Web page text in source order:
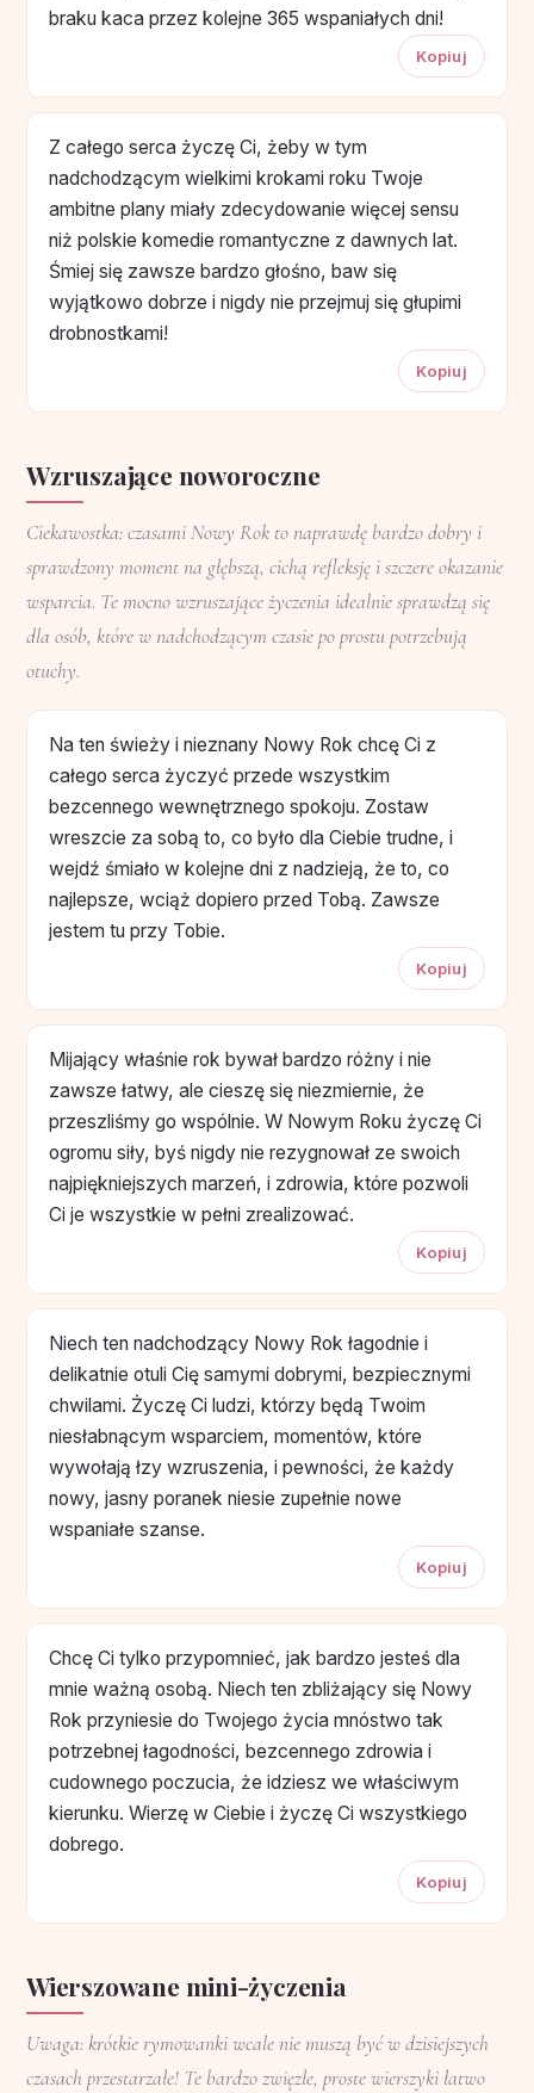
braku kaca przez kolejne 365 wspaniałych dni!
Kopiuj
Z całego serca życzę Ci, żeby w tym
nadchodzącym wielkimi krokami roku Twoje
ambitne plany miały zdecydowanie więcej sensu
niż polskie komedie romantyczne z dawnych lat.
Śmiej się zawsze bardzo głośno, baw się
wyjątkowo dobrze i nigdy nie przejmuj się głupimi
drobnostkami!
Kopiuj
Wzruszające noworoczne
Ciekawostka: czasami Nowy Rok to naprawdę bardzo dobry i
sprawdzony moment na głębszą, cichą refleksję i szczere okazanie
wsparcia. Te mocno wzruszające życzenia idealnie sprawdzą się
dla osób, które w nadchodzącym czasie po prostu potrzebują
otuchy.
Na ten świeży i nieznany Nowy Rok chcę Ci z
całego serca życzyć przede wszystkim
bezcennego wewnętrznego spokoju. Zostaw
wreszcie za sobą to, co było dla Ciebie trudne, i
wejdź śmiało w kolejne dni z nadzieją, że to, co
najlepsze, wciąż dopiero przed Tobą. Zawsze
jestem tu przy Tobie.
Kopiuj
Mijający właśnie rok bywał bardzo różny i nie
zawsze łatwy, ale cieszę się niezmiernie, że
przeszliśmy go wspólnie. W Nowym Roku życzę Ci
ogromu siły, byś nigdy nie rezygnował ze swoich
najpiękniejszych marzeń, i zdrowia, które pozwoli
Ci je wszystkie w pełni zrealizować.
Kopiuj
Niech ten nadchodzący Nowy Rok łagodnie i
delikatnie otuli Cię samymi dobrymi, bezpiecznymi
chwilami. Życzę Ci ludzi, którzy będą Twoim
niesłabnącym wsparciem, momentów, które
wywołają łzy wzruszenia, i pewności, że każdy
nowy, jasny poranek niesie zupełnie nowe
wspaniałe szanse.
Kopiuj
Chcę Ci tylko przypomnieć, jak bardzo jesteś dla
mnie ważną osobą. Niech ten zbliżający się Nowy
Rok przyniesie do Twojego życia mnóstwo tak
potrzebnej łagodności, bezcennego zdrowia i
cudownego poczucia, że idziesz we właściwym
kierunku. Wierzę w Ciebie i życzę Ci wszystkiego
dobrego.
Kopiuj
Wierszowane mini-życzenia
Uwaga: krótkie rymowanki wcale nie muszą być w dzisiejszych
czasach przestarzałe! Te bardzo zwięzłe, proste wierszyki łatwo